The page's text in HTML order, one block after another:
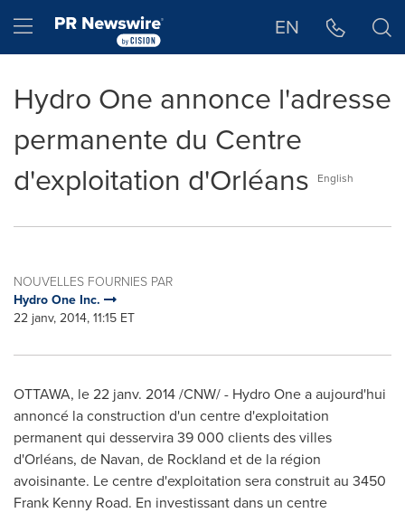
Hamburger menu EN
Hydro One annonce l'adresse
permanente du Centre
d'exploitation d'Orléans
English
NOUVELLES FOURNIES PAR
Hydro One Inc.
22 janv, 2014, 11:15 ET
OTTAWA, le 22 janv. 2014 /CNW/ - Hydro One a aujourd'hui
annoncé la construction d'un centre d'exploitation
permanent qui desservira 39 000 clients des villes
d'Orléans, de Navan, de Rockland et de la région
avoisinante. Le centre d'exploitation sera construit au 3450
Frank Kenny Road. En investissant dans un centre